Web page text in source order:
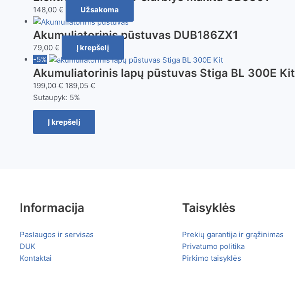
148,00 € Užsakoma
Akumuliatorinis pūstuvas DUB186ZX1
79,00 €
Į krepšelį
-5%
Akumuliatorinis lapų pūstuvas Stiga BL 300E Kit
199,00€ 189,05 €
Sutaupyk: 5%
Į krepšelį
Informacija
Paslaugos ir servisas
DUK
Kontaktai
Taisyklės
Prekių garantija ir grąžinimas
Privatumo politika
Pirkimo taisyklės